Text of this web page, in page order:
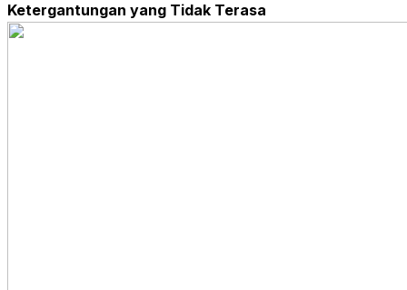
Ketergantungan yang Tidak Terasa